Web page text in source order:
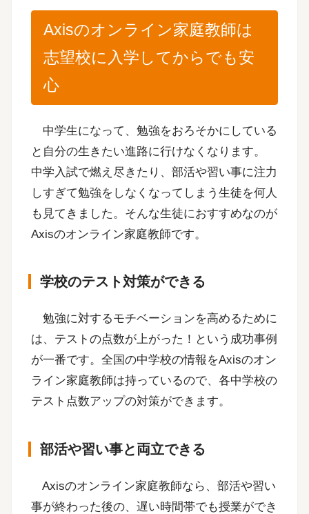
Axisのオンライン家庭教師は
志望校に入学してからでも安
心
中学生になって、勉強をおろそかにしている
と自分の生きたい進路に行けなくなります。
中学入試で燃え尽きたり、部活や習い事に注力
しすぎて勉強をしなくなってしまう生徒を何人
も見てきました。そんな生徒におすすめなのが
Axisのオンライン家庭教師です。
学校のテスト対策ができる
勉強に対するモチベーションを高めるために
は、テストの点数が上がった！という成功事例
が一番です。全国の中学校の情報をAxisのオン
ライン家庭教師は持っているので、各中学校の
テスト点数アップの対策ができます。
部活や習い事と両立できる
Axisのオンライン家庭教師なら、部活や習い
事が終わった後の、遅い時間帯でも授業ができ